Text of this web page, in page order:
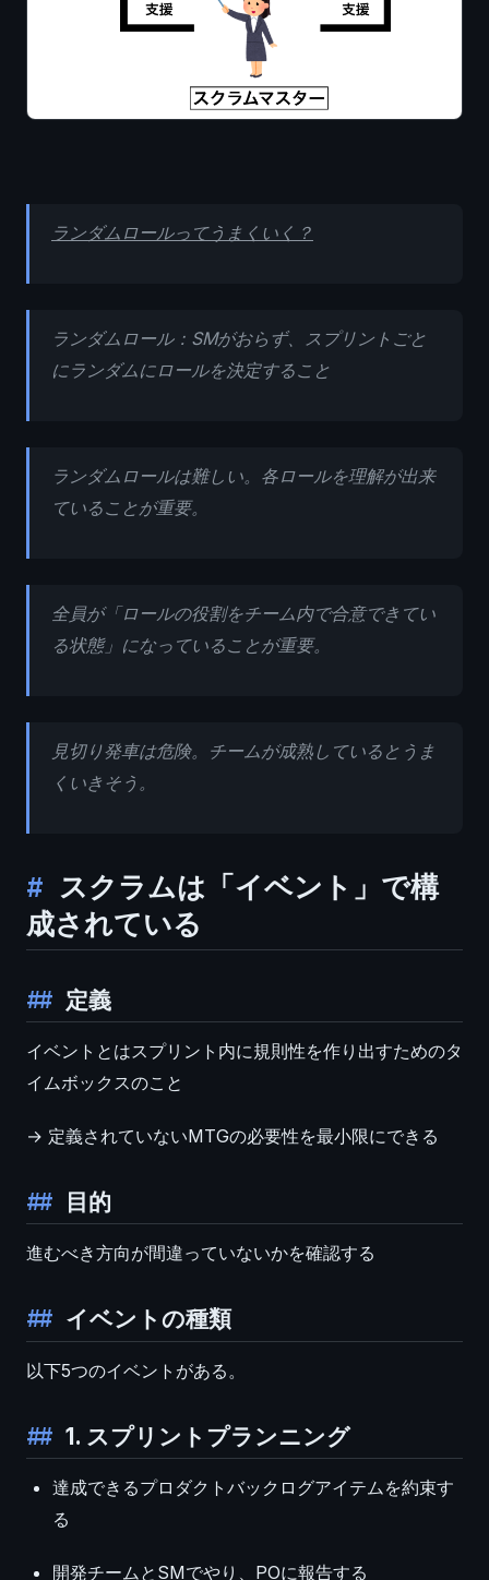
ランダムロールってうまくいく？
ランダムロール：SMがおらず、スプリントごと
にランダムにロールを決定すること
ランダムロールは難しい。各ロールを理解が出来
ていることが重要。
全員が「ロールの役割をチーム内で合意できてい
る状態」になっていることが重要。
見切り発車は危険。チームが成熟しているとうま
くいきそう。
スクラムは「イベント」で構
成されている
定義
イベントとはスプリント内に規則性を作り出すためのタ
イムボックスのこと
→ 定義されていないMTGの必要性を最小限にできる
目的
進むべき方向が間違っていないかを確認する
イベントの種類
以下5つのイベントがある。
1. スプリントプランニング
達成できるプロダクトバックログアイテムを約束す
る
開発チームとSMでやり、POに報告する